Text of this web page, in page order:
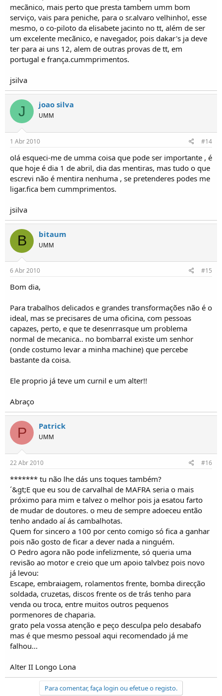
mecãnico, mais perto que presta tambem umm bom
serviço, vais para peniche, para o sr.alvaro velhinho!, esse
mesmo, o co-piloto da elisabete jacinto no tt, além de ser
um excelente mecãnico, e navegador, pois dakar's ja deve
ter para ai uns 12, alem de outras provas de tt, em
portugal e frança.cummprimentos.
jsilva
J joao silva
UMM
1 Abr 2010 #14
olá esqueci-me de umma coisa que pode ser importante , é
que hoje é dia 1 de abril, dia das mentiras, mas tudo o que
escrevi não é mentira nenhuma , se pretenderes podes me
ligar.fica bem cummprimentos.
jsilva
B bitaum
UMM
6 Abr 2010 #15
Bom dia,
Para trabalhos delicados e grandes transformações não é o
ideal, mas se precisares de uma oficina, com pessoas
capazes, perto, e que te desenrrasque um problema
normal de mecanica.. no bombarral existe um senhor
(onde costumo levar a minha machine) que percebe
bastante da coisa.
Ele proprio já teve um curnil e um alter!!
Abraço
P Patrick
UMM
22 Abr 2010 #16
******* tu não lhe dás uns toques também?
´&gt;E que eu sou de carvalhal de MAFRA seria o mais
próximo para mim e talvez o melhor pois ja esatou farto
de mudar de doutores. o meu de sempre adoeceu então
tenho andado aí ás cambalhotas.
Quem for sincero a 100 por cento comigo só fica a ganhar
pois não gosto de ficar a dever nada a ninguém.
O Pedro agora não pode infelizmente, só queria uma
revisão ao motor e creio que um apoio talvbez pois novo
já levou:
Escape, embraiagem, rolamentos frente, bomba direcção
soldada, cruzetas, discos frente os de trás tenho para
venda ou troca, entre muitos outros pequenos
pormenores de chaparia.
grato pela vossa atenção e peço desculpa pelo desabafo
mas é que mesmo pessoal aqui recomendado já me
falhou...
Alter II Longo Lona
Para comentar, faça login ou efetue o registo.